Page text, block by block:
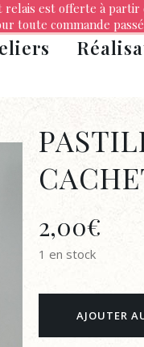
2,00€
1 en stock
PASTILLESAJOUTER
est offerte à partir
toute commande